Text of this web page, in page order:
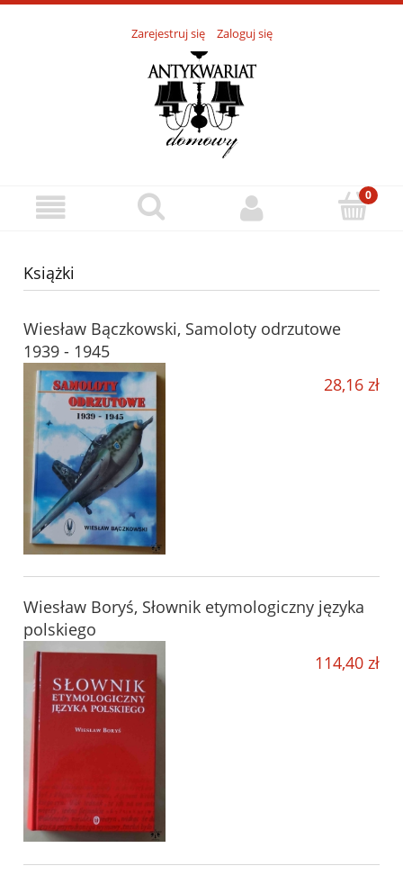
Zarejestruj się Zaloguj się
Książki
Wiesław Bączkowski, Samoloty odrzutowe
1939 - 1945
28,16 zł
Wiesław Boryś, Słownik etymologiczny języka
polskiego
114,40 zł